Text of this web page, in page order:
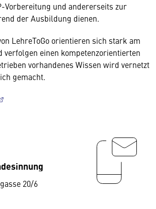
Vorbereitung und andererseits zur
der Ausbildung dienen.
LehreToGo orientieren sich stark am
verfolgen einen kompetenzorientierten
vorhandenes Wissen wird vernetzt
gemacht.
20/6